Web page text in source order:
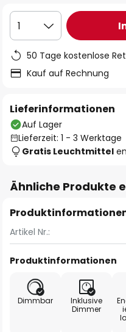
1
50 Tage kostenlose
Kauf auf Rechnung
Lieferinformationen
Auf Lager
Lieferzeit: 1 - 3 Werktage
Gratis Leuchtmittel
Ähnliche Produkte
Artikel Nr.:
Produktinformationen
Dimmbar
Inklusive
Dimmer